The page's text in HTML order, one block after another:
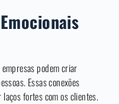
podem criar
Essas conexões
fortes com os clientes.